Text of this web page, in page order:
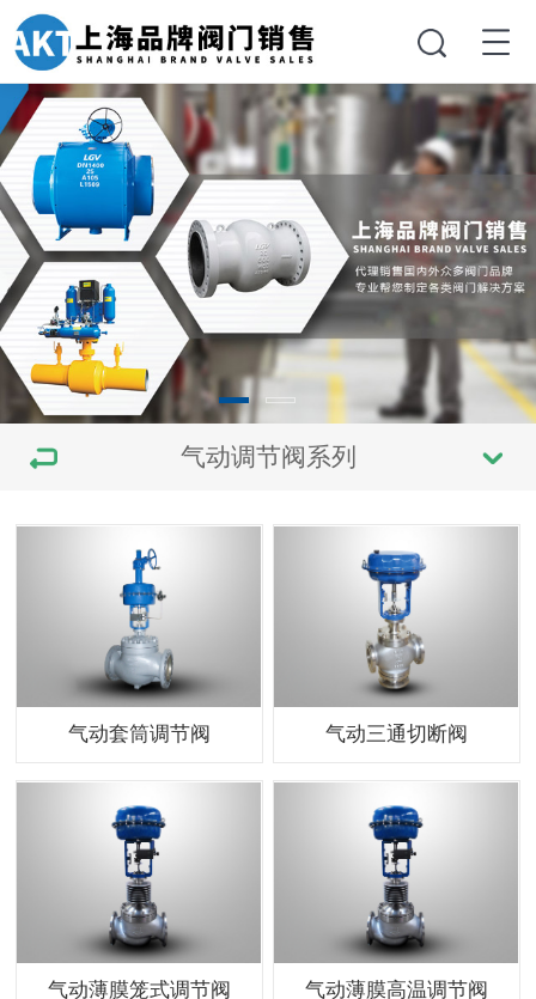
气动调节阀系列
气动套筒调节阀 气动三通切断阀
气动薄膜笼式调节阀 气动薄膜高温调节阀